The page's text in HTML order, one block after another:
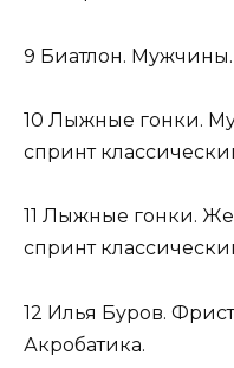
9 Биатлон. Мужчины.
10 Лыжные гонки.
спринт
11 Лыжные гонки.
спринт
12 Илья Буров.
Акробатика.